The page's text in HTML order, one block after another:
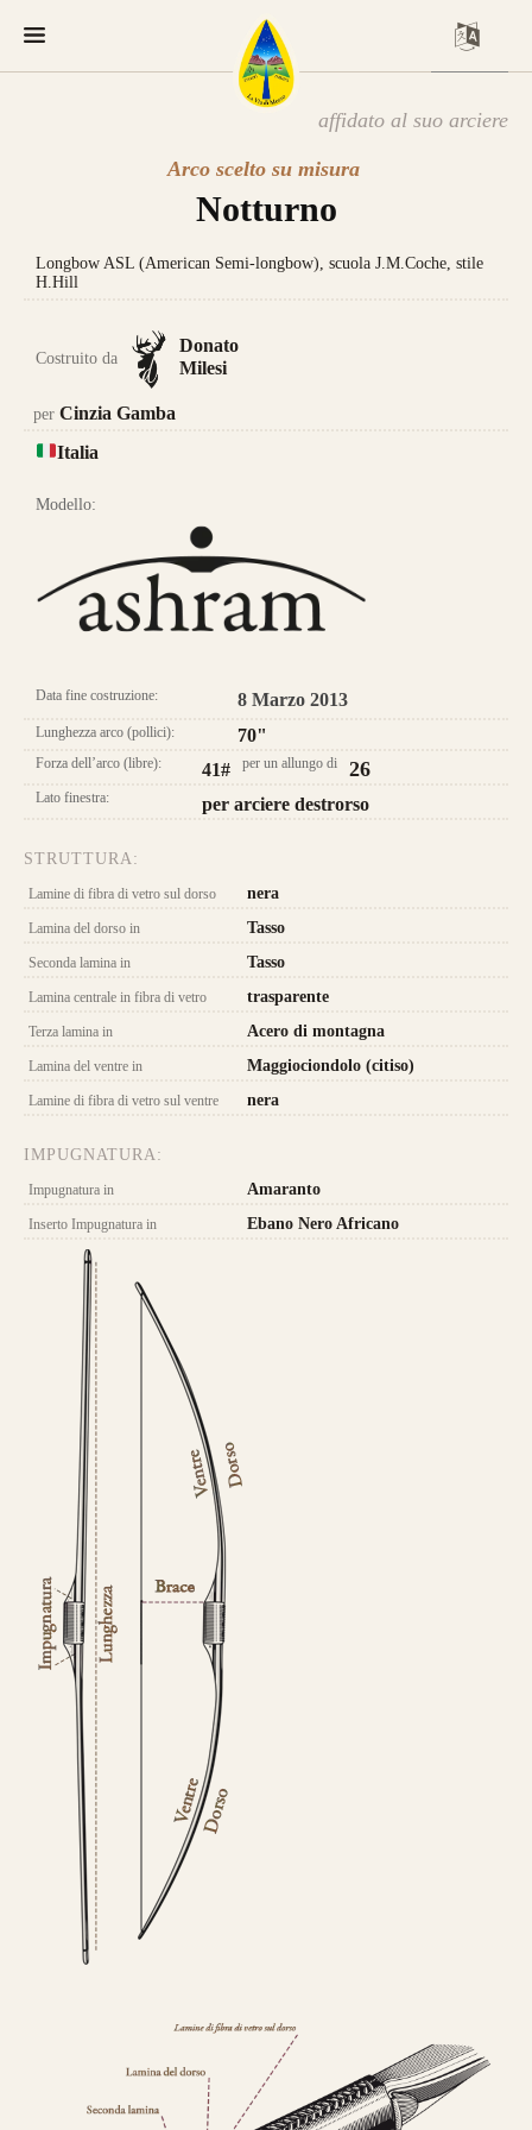
CONFIGURA E ORDINA IL
TUO LONGBOW
Caratteristica che contraddistingue questo
modello sono le
DUElamine di pregiato
composta da
CONFIGURA E ORDINA IL
TUO LONGBOW
Nasce un nuovo modello di punta, uguale
nei colori e nelle essenza ad HELIOS.
Rispetto ad Helios, Alben segue le
caratteristiche del modello Ashram
lamine di legno
bambù.
Fibre di vetro color Nero
affidato al suo arciere
Arco scelto su misura
Notturno
Longbow ASL (American Semi-longbow), scuola J.M.Coche, stile
H.Hill
Costruito da
Donato
Milesi
per Cinzia Gamba
Italia
Modello:
Data fine costruzione: 8 Marzo 2013
Lunghezza arco (pollici): 70"
Forza dell’arco (libre): 41# per un allungo di 26
Lato finestra: per arciere destrorso
STRUTTURA:
Lamine di fibra di vetro sul dorso nera
Lamina del dorso in Tasso
Seconda lamina in Tasso
Lamina centrale in fibra di vetro trasparente
Terza lamina in Acero di montagna
Lamina del ventre in Maggiociondolo (citiso)
Lamine di fibra di vetro sul ventre nera
IMPUGNATURA:
Impugnatura in Amaranto
Inserto Impugnatura in Ebano Nero Africano